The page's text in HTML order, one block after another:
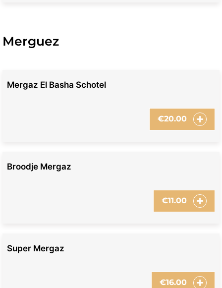
Merguez
Mergaz El Basha Schotel
€20.00
Broodje Mergaz
€11.00
Super Mergaz
€16.00